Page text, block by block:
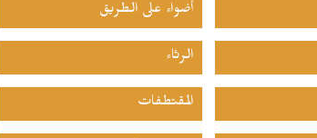
أضواء على الطريق
الرثاء
المقتطفات